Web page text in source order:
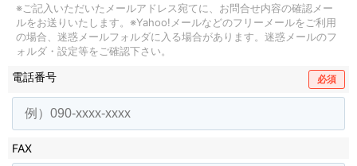
※ご記入いただいたメールアドレス宛てに、お問合せ内容の確認メー
ルをお送りいたします。 ※Yahoo!メールなどのフリーメールをご利用
の場合、迷惑メールフォルダに入る場合があります。 迷惑メールのフ
ォルダ・設定等をご確認下さい。
電話番号 必須
FAX